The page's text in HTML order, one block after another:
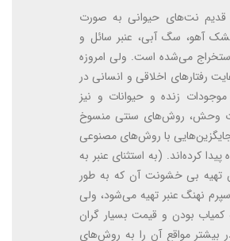
قدیم نت‌های حیوانی به صورت
آهو، سگ آبی، عنبر سائل و
می‌شده است. ولی امروزه
رفتارهای اخلاقی و انسانی در
موجودات زنده و حیوانات و نیز
وحش، روش‌های سنتی منسوخ
با روش‌های مصنوعی
پیدا کرده‌اند. (به استثنای عنبر به
تهیه بی خشونت آن که به طور
نهنگ عنبر تهیه می‌شود، ولی
کمیاب بودن و قیمت بسیار گران
بیشتر مواقع آن را به روش‌های